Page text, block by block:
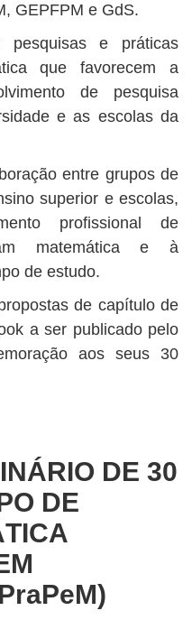
GEPFPM e GdS.
e práticas
que favorecem a
de pesquisa
e as escolas da
entre grupos de
superior e escolas,
profissional de
matemática e à
de estudo.
de capítulo de
a ser publicado pelo
aos seus 30
DE 30
DE